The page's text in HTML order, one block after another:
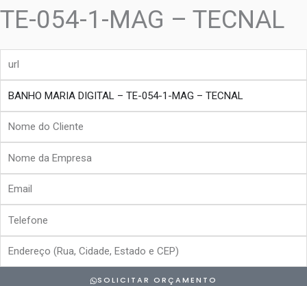
TE-054-1-MAG – TECNAL
Nome
Cliente
Empresa
Email
Endereço
SOLICITAR ORÇAMENTO